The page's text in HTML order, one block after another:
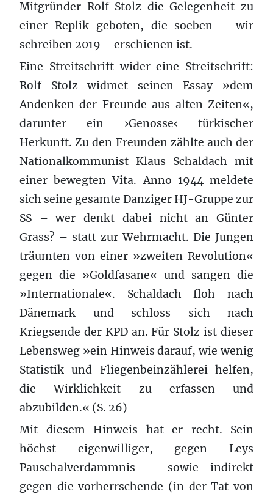
Mitgründer Rolf Stolz die Gelegenheit zu
einer Replik geboten, die soeben – wir
schreiben 2019 – erschienen ist.
Eine Streitschrift wider eine Streitschrift:
Rolf Stolz widmet seinen Essay »dem
Andenken der Freunde aus alten Zeiten«,
darunter ein ›Genosse‹ türkischer
Herkunft. Zu den Freunden zählte auch der
Nationalkommunist Klaus Schaldach mit
einer bewegten Vita. Anno 1944 meldete
sich seine gesamte Danziger HJ-Gruppe zur
SS – wer denkt dabei nicht an Günter
Grass? – statt zur Wehrmacht. Die Jungen
träumten von einer »zweiten Revolution«
gegen die »Goldfasane« und sangen die
»Internationale«. Schaldach floh nach
Dänemark und schloss sich nach
Kriegsende der KPD an. Für Stolz ist dieser
Lebensweg »ein Hinweis darauf, wie wenig
Statistik und Fliegenbeinzählerei helfen,
die Wirklichkeit zu erfassen und
abzubilden.« (S. 26)
Mit diesem Hinweis hat er recht. Sein
höchst eigenwilliger, gegen Leys
Pauschalverdammnis – sowie indirekt
gegen die vorherrschende (in der Tat von